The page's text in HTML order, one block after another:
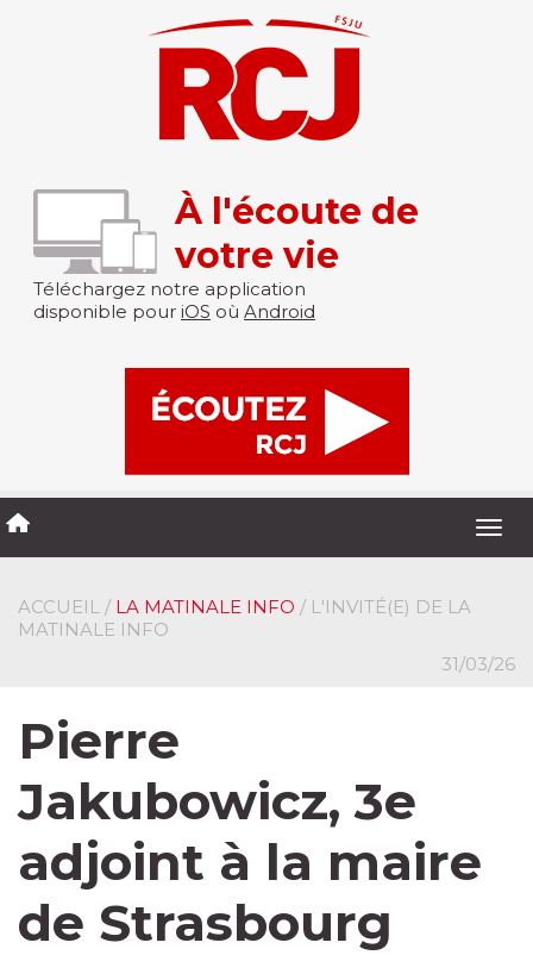
À l'écoute de
votre vie
Téléchargez notre application
disponible pour iOS où Android
ACCUEIL / LA MATINALE INFO / L'INVITÉ(E) DE LA
MATINALE INFO
31/03/26
Pierre
Jakubowicz, 3e
adjoint à la maire
de Strasbourg